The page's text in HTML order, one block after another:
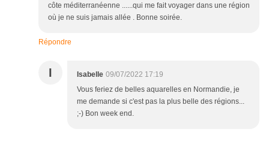
côte méditerranéenne ......qui me fait voyager dans une région
où je ne suis jamais allée . Bonne soirée.
Répondre
I Isabelle 09/07/2022 17:19
Vous feriez de belles aquarelles en Normandie, je
me demande si c'est pas la plus belle des régions...
;-) Bon week end.